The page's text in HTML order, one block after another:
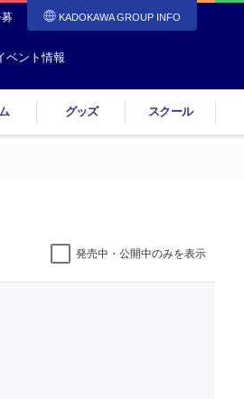
KADOKAWA GROUP INFO
ベント情報
グッズ スクール
発売中・公開中のみを表示